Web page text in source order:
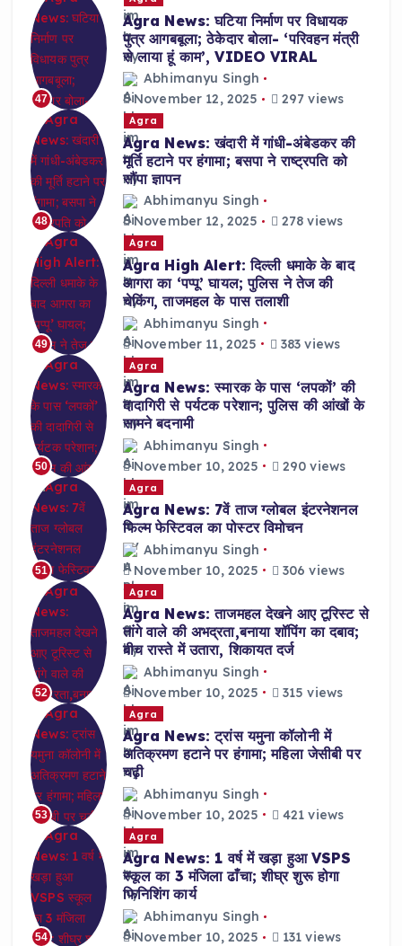
47
Agra News: घटिया निर्माण पर विधायक
पुत्र आगबबूला; ठेकेदार बोला- ‘परिवहन मंत्री
से लाया हूं काम’, VIDEO VIRAL
Abhimanyu Singh
November 12, 2025
297 views
48
Agra
Agra News: खंदारी में गांधी-अंबेडकर की
मूर्ति हटाने पर हंगामा; बसपा ने राष्ट्रपति को
सौंपा ज्ञापन
Abhimanyu Singh
November 12, 2025
278 views
49
Agra
Agra High Alert: दिल्ली धमाके के बाद
आगरा का ‘पप्पू’ घायल; पुलिस ने तेज की
चेकिंग, ताजमहल के पास तलाशी
Abhimanyu Singh
November 11, 2025
383 views
50
Agra
Agra News: स्मारक के पास ‘लपकों’ की
दादागिरी से पर्यटक परेशान; पुलिस की आंखों के
सामने बदनामी
Abhimanyu Singh
November 10, 2025
290 views
51
Agra
Agra News: 7वें ताज ग्लोबल इंटरनेशनल
फिल्म फेस्टिवल का पोस्टर विमोचन
Abhimanyu Singh
November 10, 2025
306 views
52
Agra
Agra News: ताजमहल देखने आए टूरिस्ट से
तांगे वाले की अभद्रता,बनाया शॉपिंग का दबाव;
बीच रास्ते में उतारा, शिकायत दर्ज
Abhimanyu Singh
November 10, 2025
315 views
53
Agra
Agra News: ट्रांस यमुना कॉलोनी में
अतिक्रमण हटाने पर हंगामा; महिला जेसीबी पर
चढ़ी
Abhimanyu Singh
November 10, 2025
421 views
54
Agra
Agra News: 1 वर्ष में खड़ा हुआ VSPS
स्कूल का 3 मंजिला ढाँचा; शीघ्र शुरू होगा
फिनिशिंग कार्य
Abhimanyu Singh
November 10, 2025
131 views